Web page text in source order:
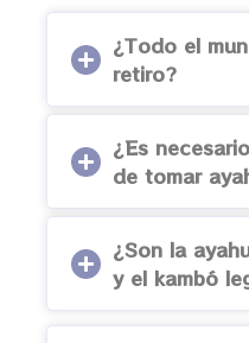
¿Todo el
retiro?
¿Es
de tomar
¿Son la
y el kambó